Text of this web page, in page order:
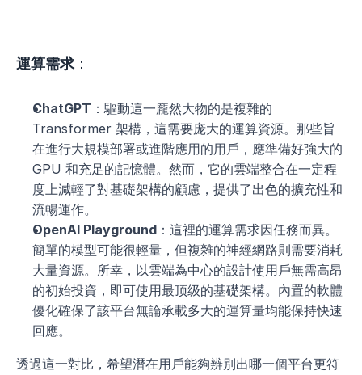
運算需求：
ChatGPT ：驅動這一龐然大物的是複雜的
Transformer 架構，這需要庞大的運算資源。那些旨
在進行大規模部署或進階應用的用戶，應準備好強大的
GPU 和充足的記憶體。然而，它的雲端整合在一定程
度上減輕了對基礎架構的顧慮，提供了出色的擴充性和
流暢運作。
OpenAI Playground ：這裡的運算需求因任務而異。
簡單的模型可能很輕量，但複雜的神經網路則需要消耗
大量資源。所幸，以雲端為中心的設計使用戶無需高昂
的初始投資，即可使用最顶级的基礎架構。內置的軟體
優化確保了該平台無論承載多大的運算量均能保持快速
回應。
透過這一對比，希望潛在用戶能夠辨別出哪一個平台更符